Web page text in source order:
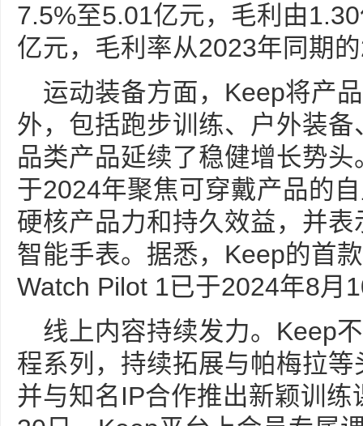
7.5%至5.01亿元，毛利由
亿元，毛利率从2023年同期
运动装备方面，Keep将产
外，包括跑步训练、户外装
品类产品延续了稳健增长势
于2024年聚焦可穿戴产品的
硬核产品力和持久效益，并
智能手表。据悉，Keep的首
Watch Pilot 1已于2024年8月
线上内容持续发力。Keep
程系列，持续拓展与帕梅拉
并与知名IP合作推出新颖训